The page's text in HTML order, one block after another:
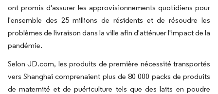
ont promis d'assurer les approvisionnements quotidiens pour
l'ensemble des 25 millions de résidents et de résoudre les
problèmes de livraison dans la ville afin d'atténuer l'impact de la
pandémie.
Selon JD.com, les produits de première nécessité transportés
vers Shanghai comprenaient plus de 80 000 packs de produits
de maternité et de puériculture tels que des laits en poudre